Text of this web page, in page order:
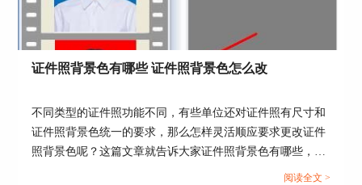
图片4：背景替换
以上就是签证照片的要求讲解，以及使用证照之星
照的不妨下载证照之星，制作各类证件照轻而易
举。
作者：李大嘴
证件照背景色有哪些 证件照背景色怎么改
不同类型的证件照功能不同，有些单位还对证件照有尺寸和
证件照背景色统一的要求，那么怎样灵活顺应要求更改证件
照背景色呢？这篇文章就告诉大家证件照背景色有哪些，证
阅读全文 >